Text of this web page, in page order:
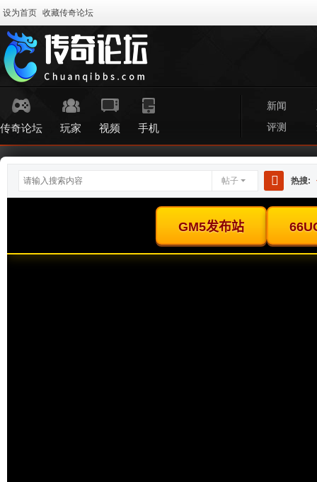
设为首页 收藏传奇论坛
传奇论坛 玩家 视频 手机
新闻
评测
帖子
搜
热搜: